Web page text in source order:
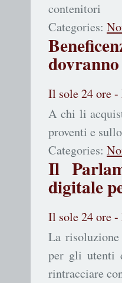
contenitori
Categories:
dovranno
Il sole 24 ore
A chi li
proventi e
Categories:
Il
digitale
Il sole 24 ore
La
per gli utenti
rintracciare